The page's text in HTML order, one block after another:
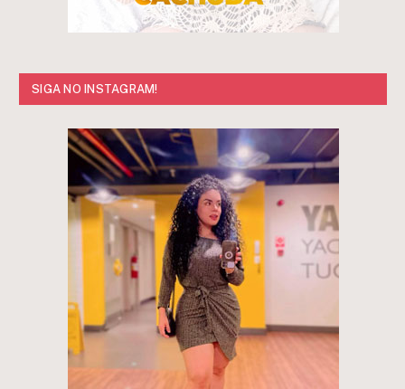
SIGA NO INSTAGRAM!